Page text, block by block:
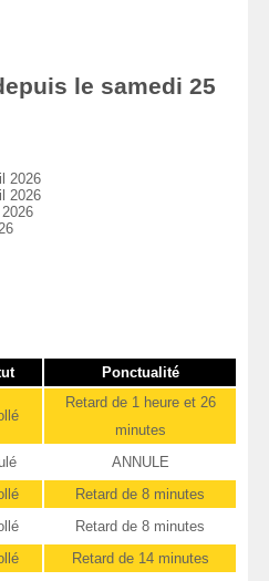
le samedi 25
2026
2026
Ponctualité
Retard de 1 heure et 26
minutes
ANNULE
Retard de 8 minutes
Retard de 8 minutes
Retard de 14 minutes